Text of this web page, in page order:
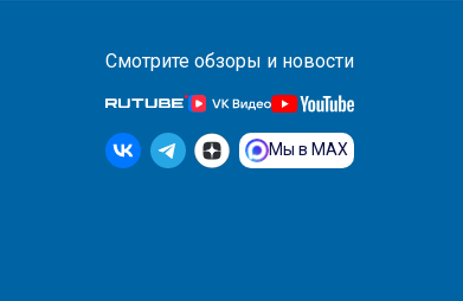
Смотрите обзоры и новости
Мы в MAX